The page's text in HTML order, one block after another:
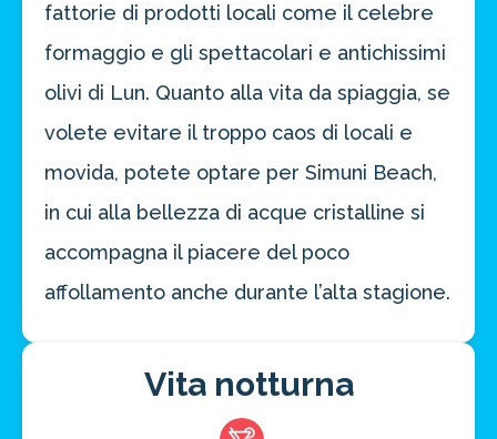
fattorie di prodotti locali come il celebre
formaggio e gli spettacolari e antichissimi
olivi di Lun. Quanto alla vita da spiaggia, se
volete evitare il troppo caos di locali e
movida, potete optare per Simuni Beach,
in cui alla bellezza di acque cristalline si
accompagna il piacere del poco
affollamento anche durante l’alta stagione.
Vita notturna